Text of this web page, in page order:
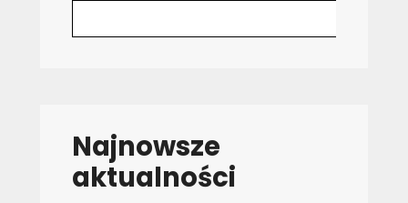
Najnowsze
aktualności